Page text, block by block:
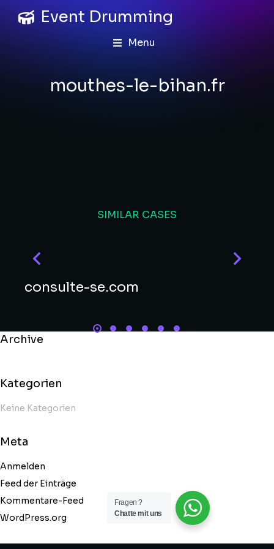
Event Drumming
Menu
mouthes-le-bihan.fr
SIMILAR CASES
consulte-se.com
Archive
Kategorien
Keine Kategorien
Meta
Anmelden
Feed der Einträge
Kommentare-Feed
WordPress.org
Fragen ?
Chatte mit uns